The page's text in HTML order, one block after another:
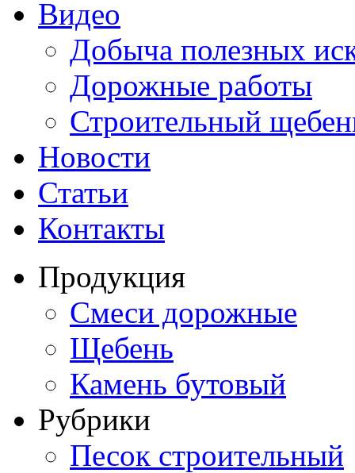
Видео
Добыча полезных
Дорожные работы
Строительный
Новости
Статьи
Контакты
Продукция
Смеси дорожные
Щебень
Камень бутовый
Рубрики
Песок строительный